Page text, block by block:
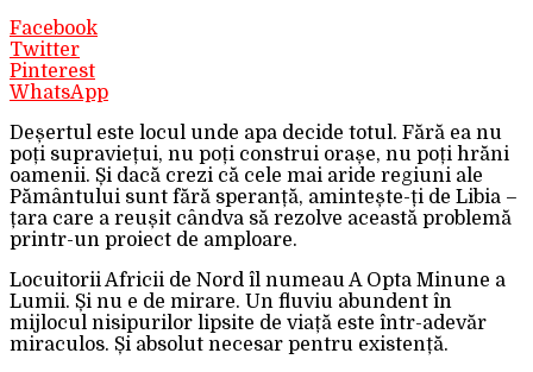
Facebook
Twitter
Pinterest
WhatsApp
Deșertul este locul unde apa decide totul. Fără ea nu
poți supraviețui, nu poți construi orașe, nu poți hrăni
oamenii. Și dacă crezi că cele mai aride regiuni ale
Pământului sunt fără speranță, amintește-ți de Libia –
țara care a reușit cândva să rezolve această problemă
printr-un proiect de amploare.
Locuitorii Africii de Nord îl numeau A Opta Minune a
Lumii. Și nu e de mirare. Un fluviu abundent în
mijlocul nisipurilor lipsite de viață este într-adevăr
miraculos. Și absolut necesar pentru existență.